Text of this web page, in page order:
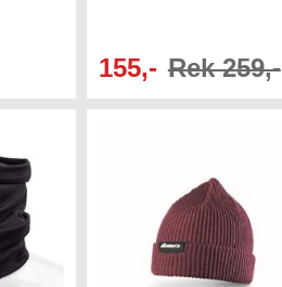
155,- Rek 259,-